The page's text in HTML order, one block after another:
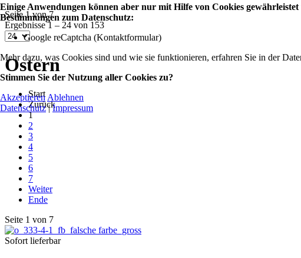
Seite 1 von 7
Ergebnisse 1 – 24 von 153
Ostern
Start
Zurück
1
2
3
4
5
6
7
Weiter
Ende
Seite 1 von 7
Sofort lieferbar
Einige Anwendungen können aber nur mit Hilfe von Cookies
Bestimmungen zum Datenschutz:
Google reCaptcha (Kontaktformular)
Mehr dazu, was Cookies sind und wie sie funktionieren, erfahren Sie in der
Stimmen Sie der Nutzung aller Cookies zu?
Akzeptieren Ablehnen
Datenschutz|Impressum